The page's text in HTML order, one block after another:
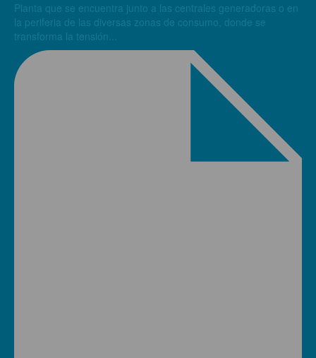
Planta que se encuentra junto a las centrales generadoras o en
la periferia de las diversas zonas de consumo, donde se
transforma la tensión...